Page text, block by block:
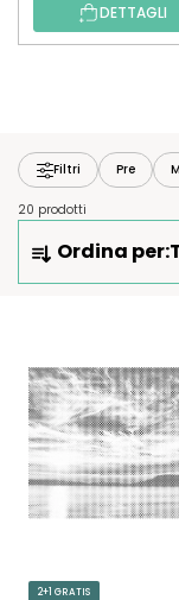
DETTAGLI
Filtri Pre
20 prodotti
D
A
M
N
T
O
R
Ordina per:
N
C
O
D
P 2+1 GRATIS